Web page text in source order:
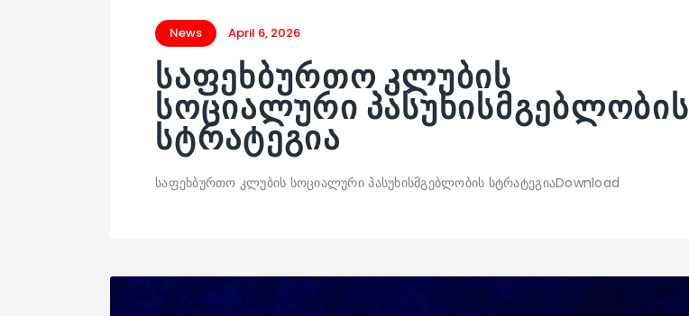
News April 6, 2026
საფეხბურთო კლუბის
სოციალური პასუხისმგებლობის
სტრატეგია
საფეხბურთო კლუბის სოციალური პასუხისმგებლობის სტრატეგიაDownload